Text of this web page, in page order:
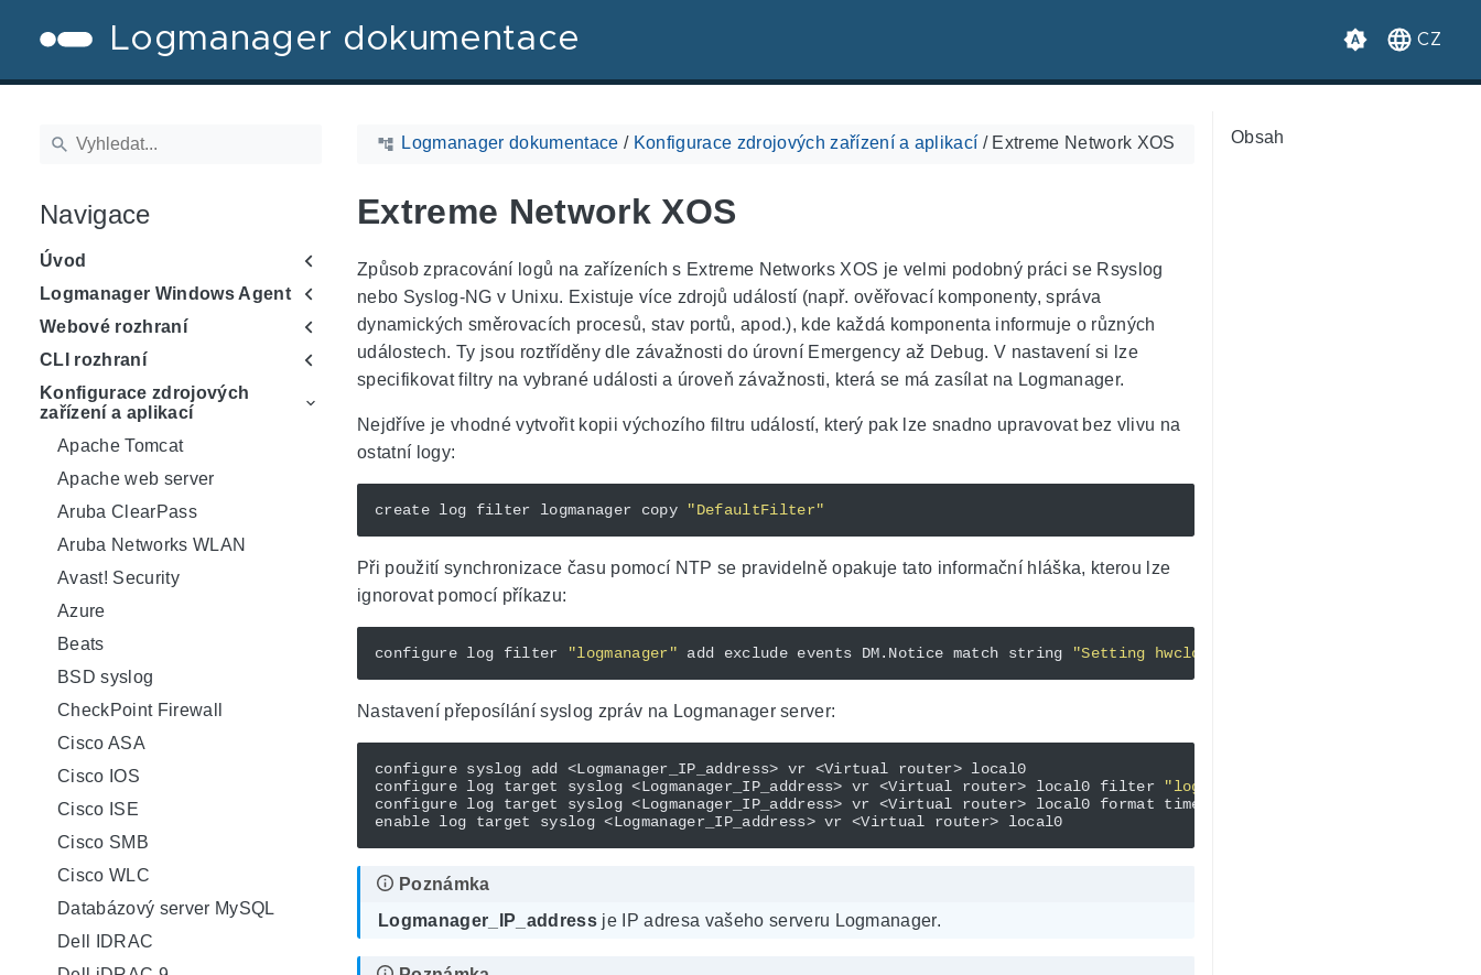
Logmanager dokumentace CZ
Navigace
Úvod
Logmanager Windows Agent
Webové rozhraní
CLI rozhraní
Konfigurace zdrojových
zařízení a aplikací
Apache Tomcat
Apache web server
Aruba ClearPass
Aruba Networks WLAN
Avast! Security
Azure
Beats
BSD syslog
CheckPoint Firewall
Cisco ASA
Cisco IOS
Cisco ISE
Cisco SMB
Cisco WLC
Databázový server MySQL
Dell IDRAC
Logmanager dokumentace / Konfigurace zdrojových zařízení a aplikací / Extreme Network XOS
Extreme Network XOS
Způsob zpracování logů na zařízeních s Extreme Networks XOS je velmi podobný práci se Rsyslog
nebo Syslog-NG v Unixu. Existuje více zdrojů událostí (např. ověřovací komponenty, správa
dynamických směrovacích procesů, stav portů, apod.), kde každá komponenta informuje o různých
událostech. Ty jsou roztříděny dle závažnosti do úrovní Emergency až Debug. V nastavení si lze
specifikovat filtry na vybrané události a úroveň závažnosti, která se má zasílat na Logmanager.
Nejdříve je vhodné vytvořit kopii výchozího filtru událostí, který pak lze snadno upravovat bez vlivu na
ostatní logy:
create log filter logmanager copy "DefaultFilter"
Při použití synchronizace času pomocí NTP se pravidelně opakuje tato informační hláška, kterou lze
ignorovat pomocí příkazu:
configure log filter "logmanager" add exclude events DM.Notice match string "Setting hwclock time to system time, and
Nastavení přeposílání syslog zpráv na Logmanager server:
configure log target syslog <Logmanager_IP_address> vr <Virtual router> local0 filter
"logmanager"
Logmanager_IP_addressje IP adresa vašeho serveru Logmanager.
Obsah